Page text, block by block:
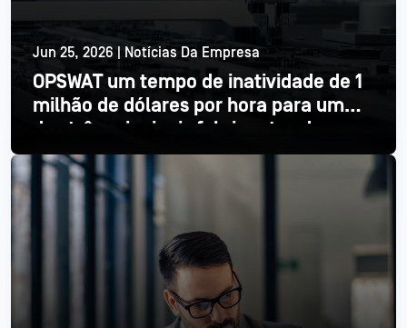
Jun 25, 2026 | Notícias Da Empresa
OPSWAT um tempo de inatividade de 1
milhão de dólares por hora para um
dos três principais fabricantes de
semicondutores
Ler mais